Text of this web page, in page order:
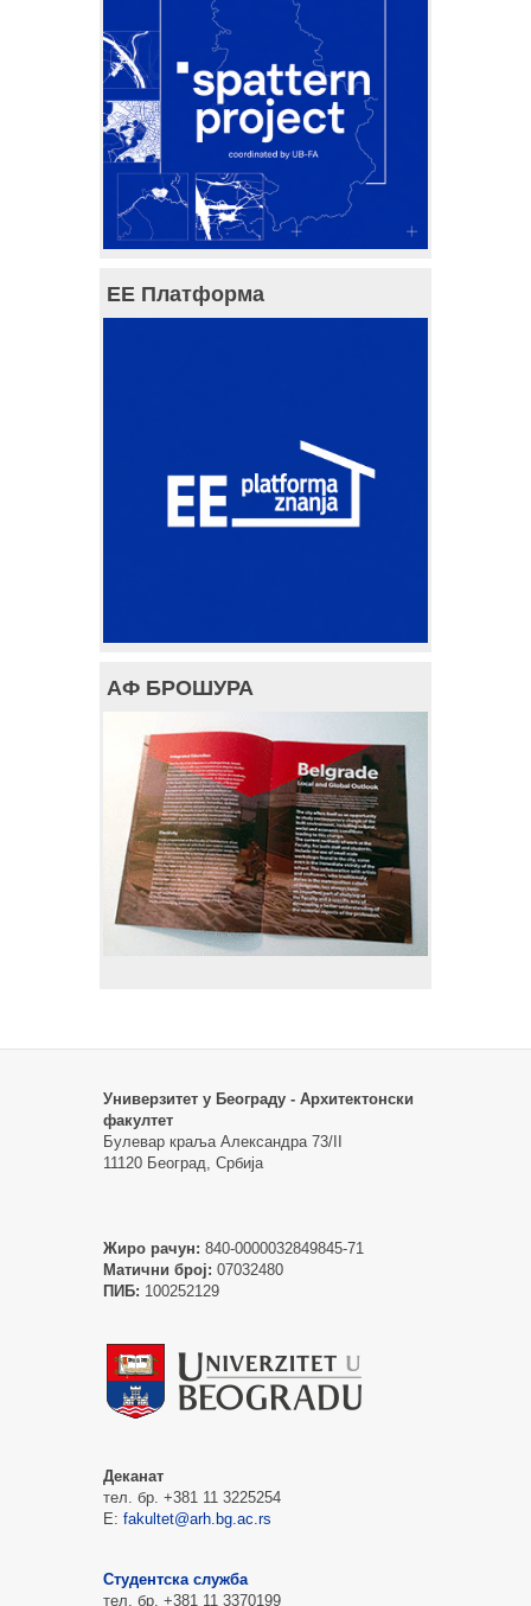
ЕЕ Платформа
АФ БРОШУРА
Универзитет у Београду - Архитектонски
факултет
Булевар краља Александра 73/II
11120 Београд, Србија
Жиро рачун: 840-0000032849845-71
Матични број: 07032480
ПИБ: 100252129
Деканат
тел. бр. +381 11 3225254
Е: fakultet@arh.bg.ac.rs
Студентска служба
тел. бр. +381 11 3370199